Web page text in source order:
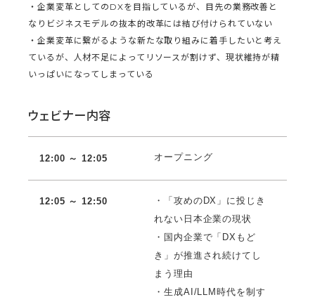
・企業変革としてのDXを目指しているが、目先の業務改善と
なりビジネスモデルの抜本的改革には結び付けられていない
・企業変革に繋がるような新たな取り組みに着手したいと考え
ているが、人材不足によってリソースが割けず、現状維持が精
いっぱいになってしまっている
ウェビナー内容
12:00 ～ 12:05 オープニング
12:05 ～ 12:50
・「攻めのDX」に投じき
れない日本企業の現状
・国内企業で「DXもど
き」が推進され続けてし
まう理由
・生成AI/LLM時代を制す